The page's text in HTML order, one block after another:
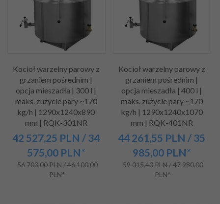
Kocioł warzelny parowy z
grzaniem pośrednim |
opcja mieszadła | 300 l |
maks. zużycie pary ~170
kg/h | 1290x1240x890
mm | RQK-301NR
42 527,25 PLN / 34
575,00 PLN*
56 703,00 PLN / 46 100,00
PLN*
Kocioł warzelny parowy z
grzaniem pośrednim |
opcja mieszadła | 400 l |
maks. zużycie pary ~170
kg/h | 1290x1240x1070
mm | RQK-401NR
44 261,55 PLN / 35
985,00 PLN*
59 015,40 PLN / 47 980,00
PLN*